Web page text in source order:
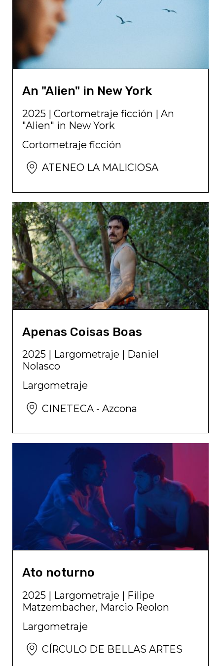
An "Alien" in New York
2025 |Cortometraje ficción |An
"Alien" in New York
Cortometraje ficción
ATENEO LA MALICIOSA
Apenas Coisas Boas
2025 | Largometraje | Daniel
Nolasco
Largometraje
CINETECA - Azcona
Ato noturno
2025 | Largometraje | Filipe
Matzembacher, Marcio Reolon
Largometraje
CÍRCULO DE BELLAS ARTES